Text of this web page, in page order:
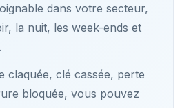
dans votre secteur,
la nuit, les week-ends et
claquée, clé cassée, perte
bloquée, vous pouvez